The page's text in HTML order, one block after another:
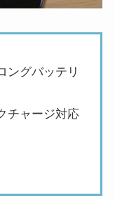
ングバッテリ
チャージ対応